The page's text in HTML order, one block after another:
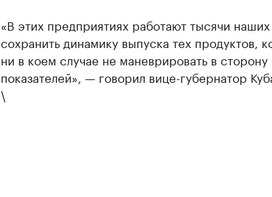
«В этих предприятиях работают тысячи
сохранить динамику выпуска тех продуктов,
ни в коем случае не маневрировать в сторону
показателей», — говорил вице-губернатор
\